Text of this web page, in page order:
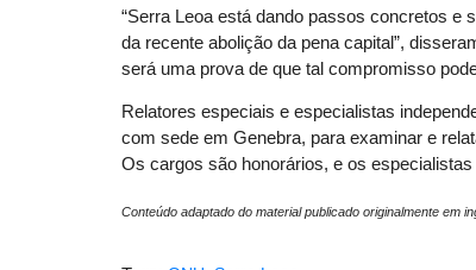
“Serra Leoa está dando passos concretos e
da recente abolição da pena capital”,
será uma prova de que tal compromisso
Relatores especiais e especialistas
com sede em Genebra, para examinar e
Os cargos são honorários, e os
Conteúdo adaptado do material publicado originalmente em